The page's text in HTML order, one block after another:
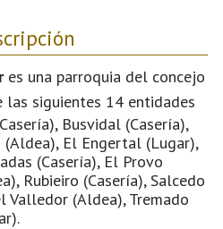
es una parroquia del concejo
las siguientes 14 entidades
Busvidal (Casería),
(Aldea), El Engertal (Lugar),
(Casería), El Provo
Rubieiro (Casería), Salcedo
Valledor (Aldea), Tremado